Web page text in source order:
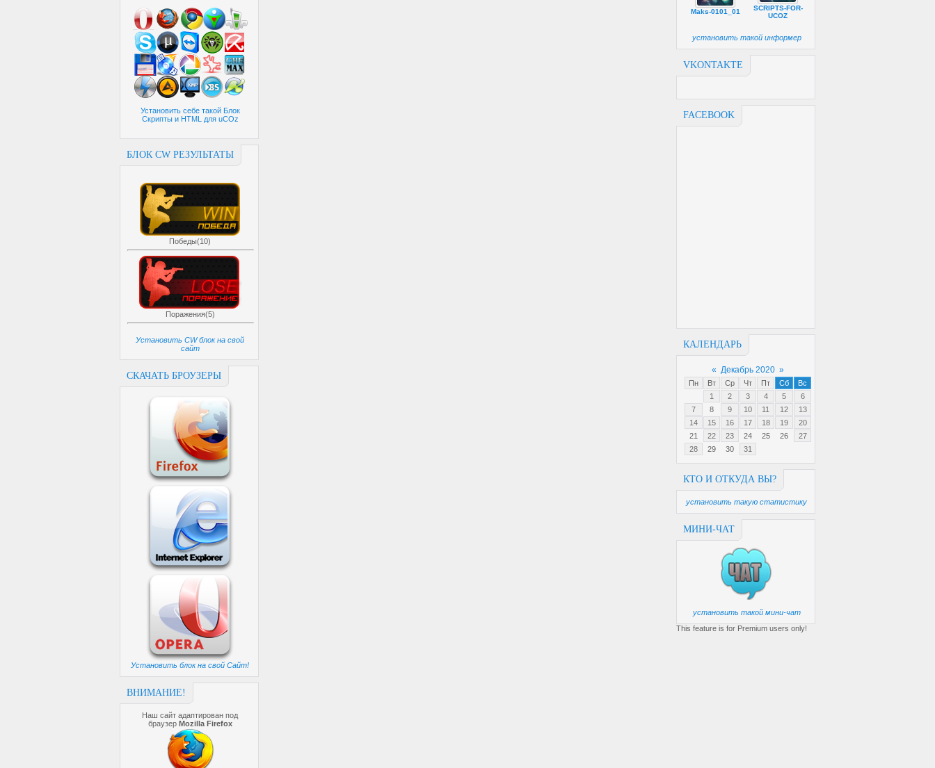
Установить себе такой Блок
Скрипты и HTML для uCOz
БЛОК CW РЕЗУЛЬТАТЫ
Победы(10)
Поражения(5)
Установить CW блок на свой
сайт
СКАЧАТЬ БРОУЗЕРЫ
Установить блок на свой Сайт!
ВНИМАНИЕ!
Наш сайт адаптирован под
браузер Mozilla Firefox
Maks-0101_01
SCRIPTS-FOR-
UCOZ
установить такой информер
VKONTAKTE
FACEBOOK
КАЛЕНДАРЬ
« Декабрь 2020 »
Пн Вт Ср Чт Пт Сб
Вс
1
2 3 4 5
6
7
8 9 10 11 12
13
14
15 16 17 18 19
20
21
22 23 24 25 26
27
28
29 30 31
КТО И ОТКУДА ВЫ?
установить такую статистику
МИНИ-ЧАТ
установить такой мини-чат
This feature is for Premium users only!